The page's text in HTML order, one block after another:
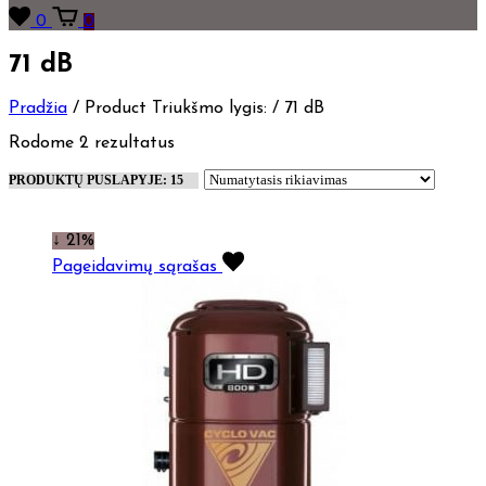
0 0
71 dB
Pradžia / Product Triukšmo lygis: / 71 dB
Rodome 2 rezultatus
↓ 21%
Pageidavimų sąrašas